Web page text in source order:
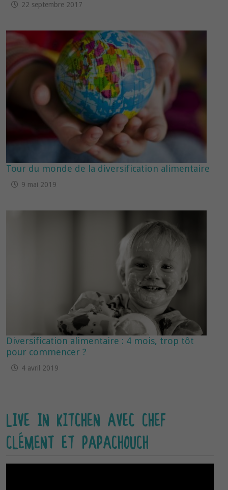
22 septembre 2017
Tour du monde de la diversification alimentaire
9 mai 2019
Diversification alimentaire : 4 mois, trop tôt
pour commencer ?
4 avril 2019
LIVE IN KITCHEN AVEC CHEF
CLÉMENT ET PAPACHOUCH